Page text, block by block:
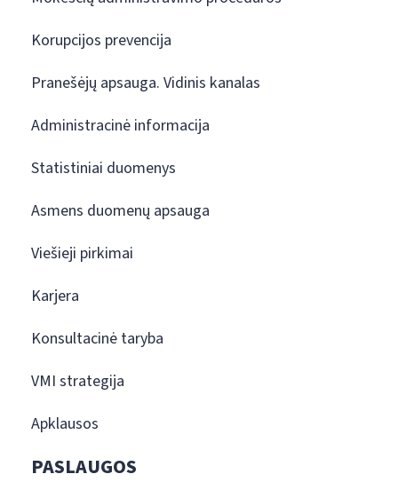
Korupcijos prevencija
Pranešėjų apsauga. Vidinis kanalas
Administracinė informacija
Statistiniai duomenys
Asmens duomenų apsauga
Viešieji pirkimai
Karjera
Konsultacinė taryba
VMI strategija
Apklausos
PASLAUGOS